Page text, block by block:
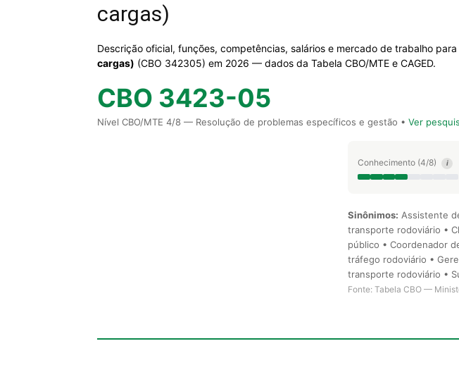
cargas)
Descrição oficial, funções, competências, salários e mercado de trabalho para
cargas) (CBO 342305) em 2026 — dados da Tabela CBO/MTE e CAGED.
CBO 3423-05
Nível CBO/MTE 4/8 — Resolução de problemas específicos e gestão • Ver
Conhecimento (4/8) i
Sinônimos: Assistente
transporte rodoviário •
público • Coordenador
tráfego rodoviário •
transporte rodoviário •
Fonte: Tabela CBO —